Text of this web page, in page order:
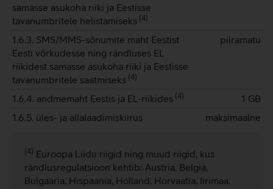
samasse asukoha riiki ja Eestisse
tavanumbritele helistamiseks (4)
1.6.3. SMS/MMS-sõnumite maht Eestist
Eesti võrkudesse ning rändluses EL
riikidest samasse asukoha riiki ja Eestisse
tavanumbritele saatmiseks (4)
piiramatu
1.6.4. andmemaht Eestis ja EL-riikides (4)
1 GB
1.6.5. üles- ja allalaadimiskiirus
maksimaalne
(4) Euroopa Liidu riigid ning muud riigid, kus
rändlusregulatsioon kehtib: Austria, Belgia,
Bulgaaria, Hispaania, Holland, Horvaatia, Iirimaa,